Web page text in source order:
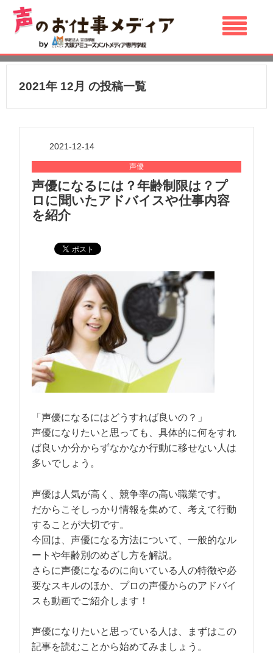
2021年 12月 の投稿一覧
2021-12-14
声優
声優になるには？年齢制限は？プ
ロに聞いたアドバイスや仕事内容
を紹介
「声優になるにはどうすれば良いの？」
声優になりたいと思っても、具体的に何をすれ
ば良いか分からずなかなか行動に移せない人は
多いでしょう。
声優は人気が高く、競争率の高い職業です。
だからこそしっかり情報を集めて、考えて行動
することが大切です。
今回は、声優になる方法について、一般的なル
ートや年齢別のめざし方を解説。
さらに声優になるのに向いている人の特徴や必
要なスキルのほか、プロの声優からのアドバイ
スも動画でご紹介します！
声優になりたいと思っている人は、まずはこの
記事を読むことから始めてみましょう。